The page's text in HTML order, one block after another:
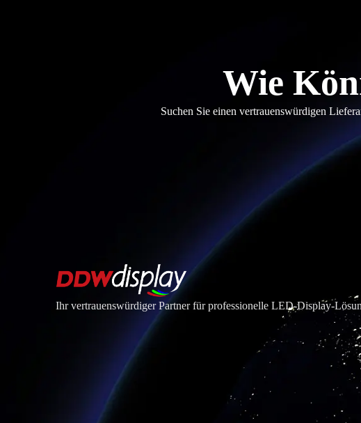
Wie
Suchen Sie einen vertrauenswürdigen
Ihr vertrauenswürdiger Partner für professionelle LED-Display-